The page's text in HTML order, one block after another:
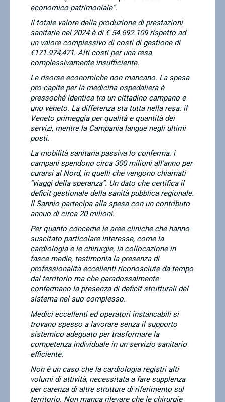
economico-patrimoniale”.
Il totale valore della produzione di prestazioni
sanitarie nel 2024 è di € 54.692.109 rispetto ad
un valore complessivo di costi di gestione di
€171.974,471. Alti costi per una resa
complessivamente insufficiente.
Le risorse economiche non mancano. La spesa
pro-capite per la medicina ospedaliera è
pressoché identica tra un cittadino campano e
uno veneto. La differenza sta tutta nella resa: il
Veneto primeggia per qualità e quantità dei
servizi, mentre la Campania langue negli ultimi
posti.
La mobilità sanitaria passiva lo conferma: i
campani spendono circa 300 milioni all’anno per
curarsi al Nord, in quelli che vengono chiamati
“viaggi della speranza”. Un dato che certifica il
deficit gestionale della sanità pubblica regionale.
Il Sannio partecipa alla spesa con un contributo
annuo di circa 20 milioni.
Per quanto concerne le aree cliniche che hanno
suscitato particolare interesse, come la
cardiologia e le chirurgie, la collocazione in
fasce medie, testimonia la presenza di
professionalità eccellenti riconosciute da tempo
dal territorio ma che paradossalmente
confermano la presenza di deficit strutturali del
sistema nel suo complesso.
Medici eccellenti ed operatori instancabili si
trovano spesso a lavorare senza il supporto
sistemico adeguato per trasformare la
competenza individuale in un servizio sanitario
efficiente.
Non è un caso che la cardiologia registri alti
volumi di attività, necessitata a fare supplenza
per carenza di altre strutture di riferimento sul
territorio. Non manca rilevare che le chirurgie